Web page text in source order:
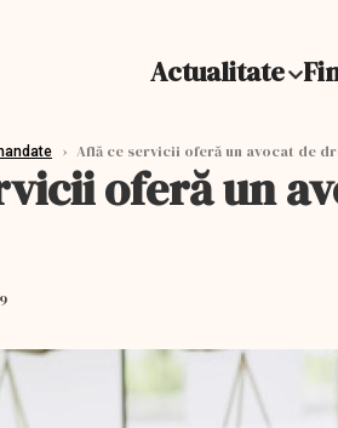
Actualitate
› Află ce servicii oferă un avocat de
oferă un